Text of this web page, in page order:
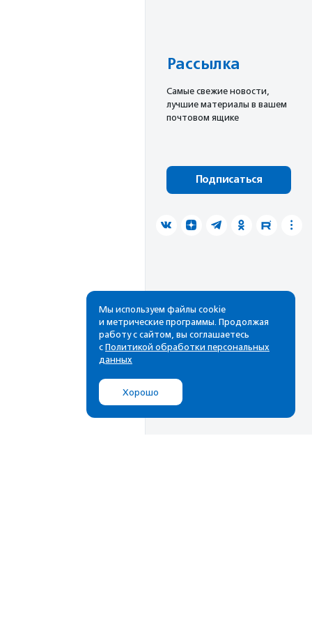
Рассылка
Cамые свежие новости,
лучшие материалы в вашем
почтовом ящике
Подписаться
Мы используем файлы cookie
и метрические программы. Продолжая
работу с сайтом, вы соглашаетесь
с Политикой обработки персональных
данных
Хорошо